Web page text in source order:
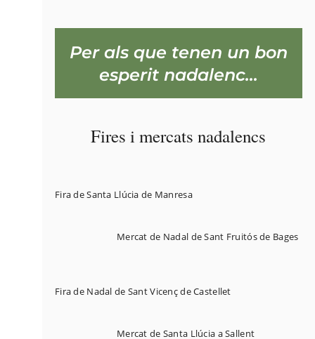
Per als que tenen un bon
esperit nadalenc…
Fires i mercats nadalencs
Fira de Santa Llúcia de Manresa
Mercat de Nadal de Sant Fruitós de Bages
Fira de Nadal de Sant Vicenç de Castellet
Mercat de Santa Llúcia a Sallent